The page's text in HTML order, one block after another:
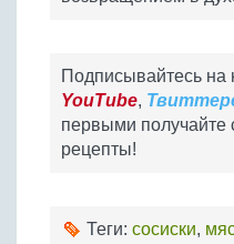
Подписывайтесь на
YouTube,
первыми получайте
рецепты!
Теги: сосиски,